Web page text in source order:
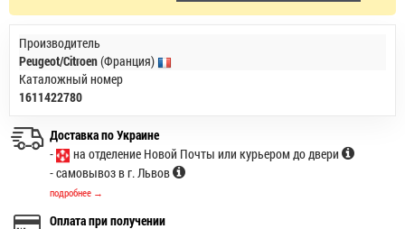
Производитель
Peugeot/Citroen(Франция)
Каталожный номер
1611422780
Доставка по Украине
-
на отделение Новой Почты или курьером до двери
- самовывоз в г. Львов
подробнее →
Оплата при получении